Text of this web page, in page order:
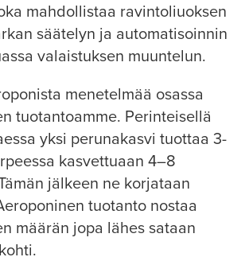
mahdollistaa ravintoliuoksen
säätelyn ja automatisoinnin
valaistuksen muuntelun.
menetelmää osassa
tuotantoamme. Perinteisellä
yksi perunakasvi tuottaa 3-
kasvettuaan 4–8
jälkeen ne korjataan
tuotanto nostaa
määrän jopa lähes sataan